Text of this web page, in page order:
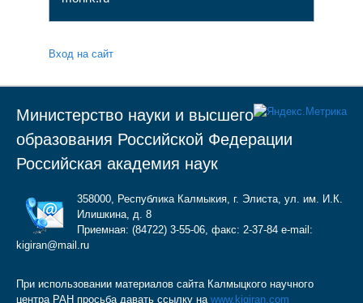
Вход на сайт
Министерство науки и высшего
образования Российской Федерации
Российская академия наук
358000, Республика Калмыкия, г. Элиста, ул. им. И.К.
Илишкина, д. 8
Приемная: (84722) 3-55-06, факс: 2-37-84 e-mail:
kigiran@mail.ru
При использовании материалов сайта Калмыцкого научного
центра РАН просьба давать ссылку на www.kigiran.com